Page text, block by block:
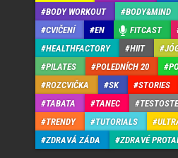
BODY WORKOUT
BODY&MIND
CVIČENÍ
EN FITCAST
HEALTHFACTORY
HIIT
PILATES
POLEDNÍCH 20
ROZCVIČKA
SK STORIES
TABATA
TANEC
TRENDY
TUTORIALS
ZDRAVÁ ZÁDA
ZDRAVÉ